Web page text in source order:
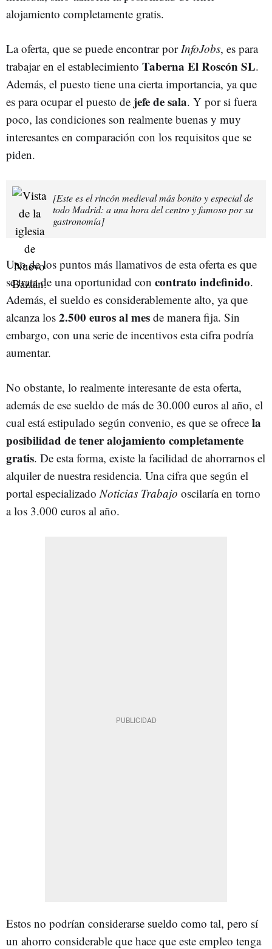
alojamiento completamente gratis.
La oferta, que se puede encontrar porInfoJobs, es para
trabajar en el establecimiento Taberna El Roscón SL.
Además, el puesto tiene una cierta importancia, ya que
es para ocupar el puesto de jefe de sala. Y por si fuera
poco, las condiciones son realmente buenas y muy
interesantes en comparación con los requisitos que se
piden.
[Este es el rincón medieval más bonito y especial de
todo Madrid: a una hora del centro y famoso por su
gastronomía]
Uno de los puntos más llamativos de esta oferta es que
se trata de una oportunidad con contrato indefinido.
Además, el sueldo es considerablemente alto, ya que
alcanza los 2.500 euros al mes de manera fija. Sin
embargo, con una serie de incentivos esta cifra podría
aumentar.
No obstante, lo realmente interesante de esta oferta,
además de ese sueldo de más de 30.000 euros al año, el
cual está estipulado según convenio, es que se ofrece la
posibilidad de tener alojamiento completamente
gratis. De esta forma, existe la facilidad de ahorrarnos el
alquiler de nuestra residencia. Una cifra que según el
portal especializadoNoticias Trabajo oscilaría en torno
a los 3.000 euros al año.
Estos no podrían considerarse sueldo como tal, pero sí
un ahorro considerable que hace que este empleo tenga